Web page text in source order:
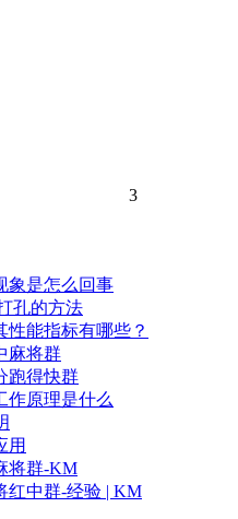
3
象是怎么回事
孔的方法
性能指标有哪些？
麻将群
跑得快群
作原理是什么
用
将群-KM
红中群-经验 | KM